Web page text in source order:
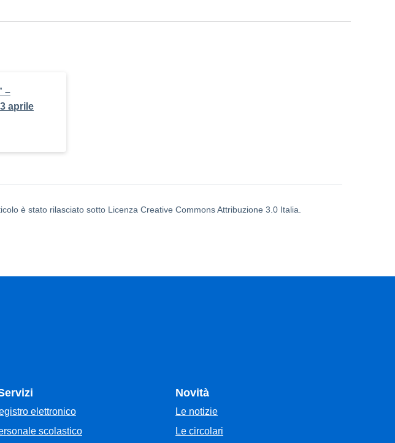
–
aprile
è stato rilasciato sotto Licenza Creative Commons Attribuzione 3.0 Italia.
elettronico
scolastico
Novità
Le notizie
Le circolari